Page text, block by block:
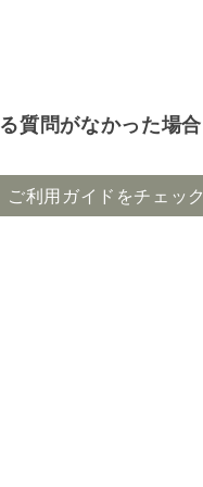
質問がなかった場合
ご利用ガイドをチェック